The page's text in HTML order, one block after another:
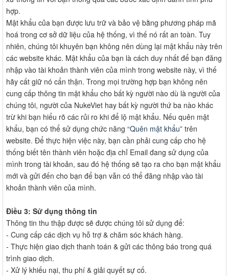
hợp.
Mật khẩu của bạn được lưu trữ và bảo vệ bằng phương pháp mã
hoá trong cơ sở dữ liệu của hệ thống, vì thế nó rất an toàn. Tuy
nhiên, chúng tôi khuyên bạn không nên dùng lại mật khẩu này trên
các website khác. Mật khẩu của bạn là cách duy nhất để bạn đăng
nhập vào tài khoản thành viên của mình trong website này, vì thế
hãy cất giữ nó cẩn thận. Trong mọi trường hợp bạn không nên
cung cấp thông tin mật khẩu cho bất kỳ người nào dù là người của
chúng tôi, người của NukeViet hay bất kỳ người thứ ba nào khác
trừ khi bạn hiểu rõ các rủi ro khi để lộ mật khẩu. Nếu quên mật
khẩu, bạn có thể sử dụng chức năng “Quên mật khẩu” trên
website. Để thực hiện việc này, bạn cần phải cung cấp cho hệ
thống biết tên thành viên hoặc địa chỉ Email đang sử dụng của
mình trong tài khoản, sau đó hệ thống sẽ tạo ra cho bạn mật khẩu
mới và gửi đến cho bạn để bạn vẫn có thể đăng nhập vào tài
khoản thành viên của mình.
Điều 3: Sử dụng thông tin
Thông tin thu thập được sẽ được chúng tôi sử dụng để:
- Cung cấp các dịch vụ hỗ trợ & chăm sóc khách hàng.
- Thực hiện giao dịch thanh toán & gửi các thông báo trong quá
trình giao dịch.
- Xử lý khiếu nại, thu phí & giải quyết sự cố.